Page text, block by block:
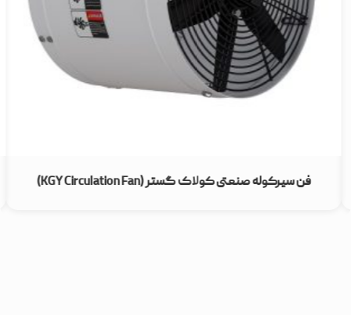
فن سیرکوله صنعتی کولاک گستر (KGY Circulation Fan)